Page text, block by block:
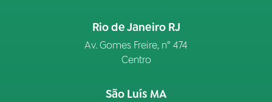
Rio de Janeiro RJ
Av. Gomes Freire, n° 474
Centro
São Luís MA